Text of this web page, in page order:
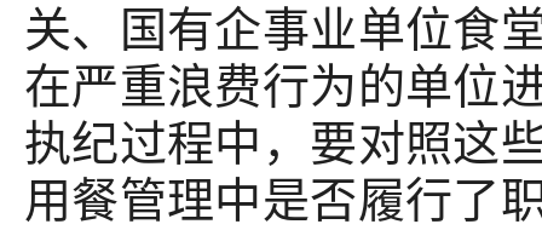
关、国有企事业单位食
在严重浪费行为的单位
执纪过程中，要对照这
用餐管理中是否履行了